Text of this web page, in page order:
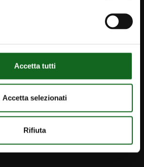
Accetta tutti
Accetta selezionati
Rifiuta
AU